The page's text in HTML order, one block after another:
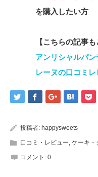
を購入したい方
【こちらの記事も
アンリシャルパ
レーヌの口コミ
投稿者: happysweets
口コミ・レビュー, ケーキ・
コメント: 0